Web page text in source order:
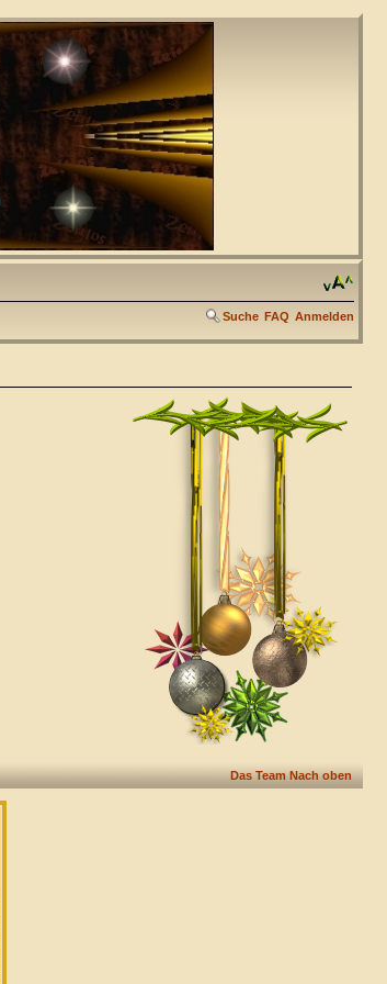
Suche FAQ Anmelden
Das Team Nach oben